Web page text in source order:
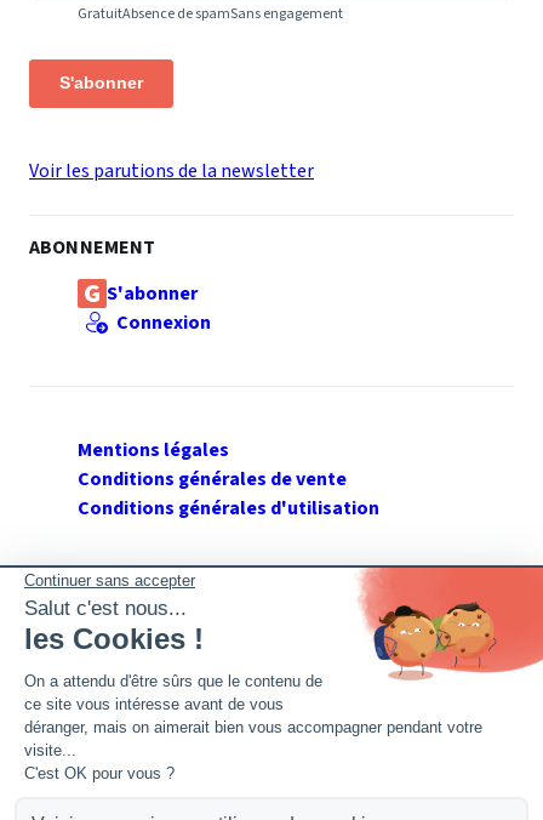
GratuitAbsence de spamSans engagement
S'abonner
Voir les parutions de la newsletter
ABONNEMENT
S'abonner
Connexion
Mentions légales
Conditions générales de vente
Conditions générales d'utilisation
SUIVEZ GERANT DE SARL
Twitter
Facebook